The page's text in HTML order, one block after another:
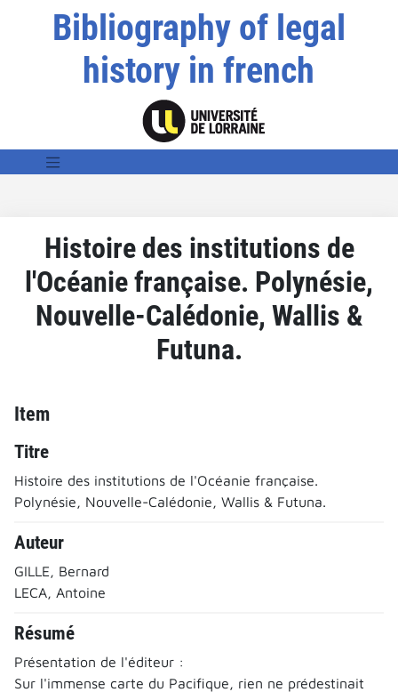
Bibliography of legal
history in french
Histoire des institutions de
l'Océanie française. Polynésie,
Nouvelle-Calédonie, Wallis &
Futuna.
Item
Titre
Histoire des institutions de l'Océanie française.
Polynésie, Nouvelle-Calédonie, Wallis & Futuna.
Auteur
GILLE, Bernard
LECA, Antoine
Résumé
Présentation de l'éditeur :
Sur l'immense carte du Pacifique, rien ne prédestinait